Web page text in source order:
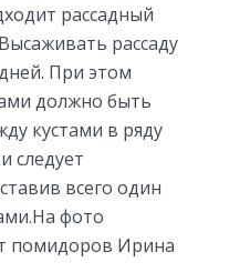
рассадный
рассаду
При этом
должно быть
кустами в ряду
следует
всего один
На фото
помидоров Ирина